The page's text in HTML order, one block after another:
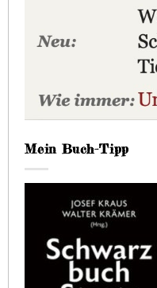
Mein Buch-Tipp